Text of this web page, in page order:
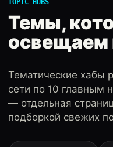
TOPIC HUBS
Темы,
освещаем
Тематические хабы
сети по 10 главным
— отдельная
подборкой свежих